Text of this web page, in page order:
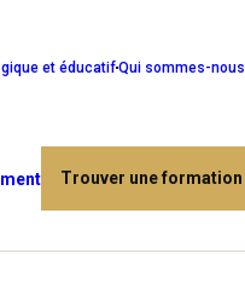
et éducatifQui sommes-nous
Trouver une formation